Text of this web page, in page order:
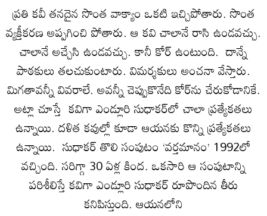
ప్రతి కవీ తనదైన సొంత వాక్యాం ఒకటి ఇచ్చిపోతారు. సొంత
వ్యక్తీకరణ అప్పగించి పోతారు. ఆ కవి చాలానే రాసి ఉండవచ్చు.
చాలానే అచ్చేసి ఉండవచ్చు. కానీ కోర్‌ ఉంటుంది. దాన్నే
పాఠకులు తలచుకుంటారు. విమర్శకులు అంచనా వేస్తారు.
మిగతావన్నీ వివరాలే. అవన్నీ చెప్పుకొనేది కోర్‌ను చేరుకోడానికే.
అట్లా చూస్తే కవిగా ఎండ్లూరి సుధాకర్‌లో చాలా ప్రత్యేకతలు
ఉన్నాయి. దళిత కవుల్లో కూడా ఆయనకు కొన్ని ప్రత్యేకతలు
ఉన్నాయి. సుధాకర్‌ తొలి సంపుటం ‘వర్తమానం’ 1992లో
వచ్చింది. సరిగ్గా 30 ఏళ్ల కింద. ఒకసారి ఆ సంపుటాన్ని
పరిశీలిస్తే కవిగా ఎండ్లూరి సుధాకర్‌ రూపొందిన తీరు
కనిపిస్తుంది. ఆయనలోని